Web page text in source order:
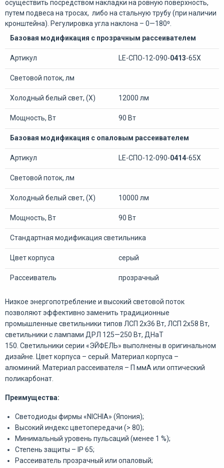
осуществить посредством накладки на ровную поверхность,
путем подвеса на тросах, либо на стальную трубу (при наличии
кронштейна). Регулировка угла наклона – 0—180⁰.
Базовая модификация с прозрачным рассеивателем
Артикул LE-СПО-12-090-0413-65Х
Световой поток, лм
Холодный белый свет, (Х) 12000 лм
Мощность, Вт 90 Вт
Базовая модификация с опаловым рассеивателем
Артикул LE-СПО-12-090-0414-65Х
Световой поток, лм
Холодный белый свет, (Х) 10000 лм
Мощность, Вт 90 Вт
Стандартная модификация светильника
Цвет корпуса серый
Рассеиватель прозрачный
Низкое энергопотребление и высокий световой поток
позволяют эффективно заменить традиционные
промышленные светильники типов ЛСП 2х36 Вт, ЛСП 2х58 Вт,
светильники с лампами ДРЛ 125—250 Вт, ДНаТ
150. Светильники серии «ЭЙФЕЛЬ» выполнены в оригинальном
дизайне. Цвет корпуса – серый. Материал корпуса –
алюминий. Материал рассеивателя – П ммА или оптический
поликарбонат.
Преимущества:
Светодиоды фирмы «NICHIA» (Япония);
Высокий индекс цветопередачи (> 80);
Минимальный уровень пульсаций (менее 1 %);
Степень защиты – IP 65;
Рассеиватель прозрачный или опаловый;